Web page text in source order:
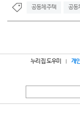
공동체주택 공동
누리집 도우미 개